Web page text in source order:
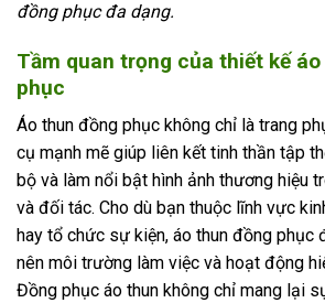
đồng phục đa dạng.
Tầm quan trọng của thiết kế
phục
Áo thun đồng phục không chỉ là trang
cụ mạnh mẽ giúp liên kết tinh thần tập
bộ và làm nổi bật hình ảnh thương hiệu
và đối tác. Cho dù bạn thuộc lĩnh vực
hay tổ chức sự kiện, áo thun đồng phục
nên môi trường làm việc và hoạt động
Đồng phục áo thun không chỉ mang lại